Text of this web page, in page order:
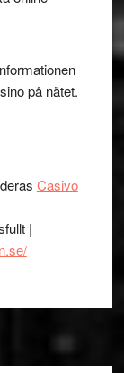
på nätet.
Casivo
|